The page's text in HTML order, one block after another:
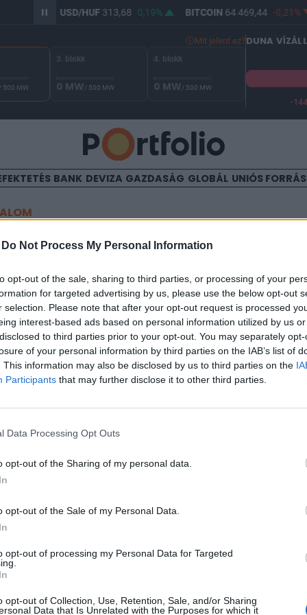
Do Not Process My Personal Information
opt-out of the sale, sharing to third parties, or processing of your
for targeted advertising by us, please use the below opt-out
selection. Please note that after your opt-out request is processed
interest-based ads based on personal information utilized by us
to third parties prior to your opt-out. You may separately
of your personal information by third parties on the IAB’s list of
This information may also be disclosed by us to third parties on the
Participants that may further disclose it to other third parties.
Data Processing Opt Outs
opt-out of the Sharing of my personal data.
opt-out of the Sale of my Personal Data.
opt-out of processing my Personal Data for Targeted
opt-out of Collection, Use, Retention, Sale, and/or Sharing
Data that Is Unrelated with the Purposes for which it
USD/HUF 313,68 0,19% BITCOIN64 469,44 -0,21%
Mit jelent ez?
/ 500 MW
3. blokk
0 MW/ 500 MW
4. blokk
0 MW/ 500 MW
DUNA
-
BANK DEVIZA GAZDASÁG GLOBÁL UNIÓS
a Gránit Pólusnál
Sportarénát és a Müpát is üzemeltető Gránit
felelős vezetőjének Szemerédi Dóra
Központ vezetőjének pedig Pálvölgyi Patrikot
elmaradhatatlan üzleti networking! Részletekért
Dóra Diána ESG vezető július 1-től a Gránit Pólus ESG és
támogatja a cégcsoport működését. Korábbi felelősségi köre...
tartalmazza:
cikkarchívum